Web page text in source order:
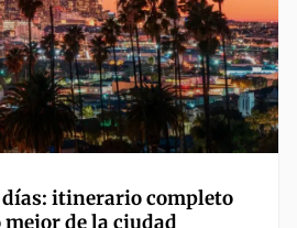
días: itinerario completo
de la ciudad